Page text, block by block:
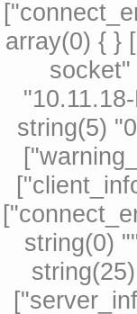
array(0) { }
string(5)
string(0)